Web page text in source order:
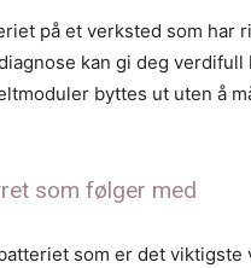
på et verksted som har
kan gi deg
byttes ut uten å
som følger med
som er det viktigste